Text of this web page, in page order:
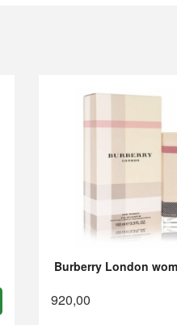
Burberry London
920,00